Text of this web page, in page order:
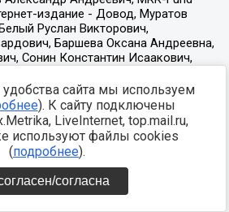
сайта мы используем
). К сайту подключены
LiveInternet, top.mail.ru,
используют файлы cookies
(подробнее).
согласна